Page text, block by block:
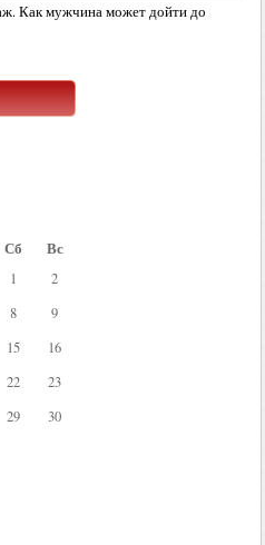
Как мужчина может дойти до
Сб Вс
1
2
8
9
15
16
22
23
29
30